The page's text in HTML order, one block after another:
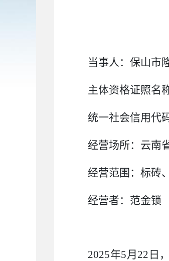
当事人： 保山市
主体资格证照名
统一社会信用代码
经营场所： 云南
经营范围： 标砖
经营者： 范金锁
2025年5月 22 日